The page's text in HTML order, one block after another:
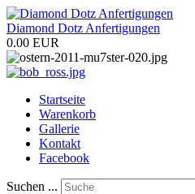
Diamond Dotz Anfertigungen
0.00 EUR
Startseite
Warenkorb
Gallerie
Kontakt
Facebook
Suchen ...